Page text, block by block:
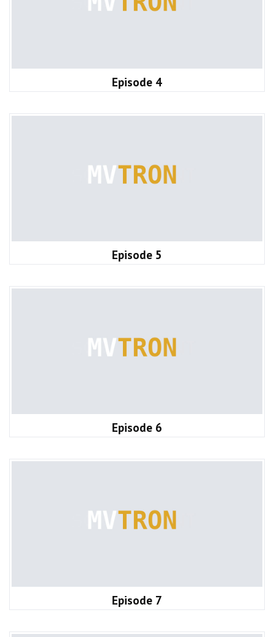
Episode 4
Episode 5
Episode 6
Episode 7